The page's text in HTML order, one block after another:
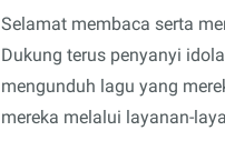
Selamat membaca serta
Dukung terus penyanyi
mengunduh lagu yang
mereka melalui layanan-